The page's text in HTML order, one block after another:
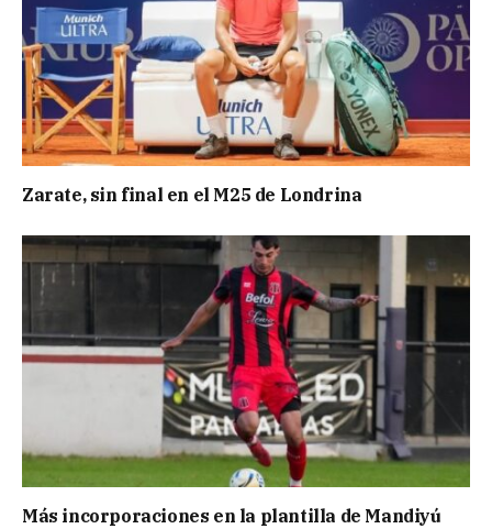
Zarate, sin final en el M25 de Londrina
Más incorporaciones en la plantilla de Mandiyú